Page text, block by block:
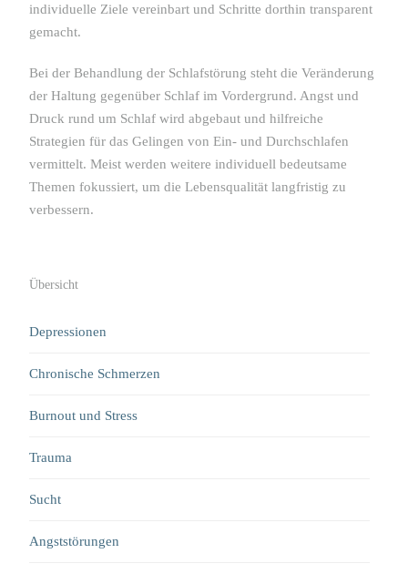
individuelle Ziele vereinbart und Schritte dorthin transparent
gemacht.
Bei der Behandlung der Schlafstörung steht die Veränderung
der Haltung gegenüber Schlaf im Vordergrund. Angst und
Druck rund um Schlaf wird abgebaut und hilfreiche
Strategien für das Gelingen von Ein- und Durchschlafen
vermittelt. Meist werden weitere individuell bedeutsame
Themen fokussiert, um die Lebensqualität langfristig zu
verbessern.
Übersicht
Depressionen
Chronische Schmerzen
Burnout und Stress
Trauma
Sucht
Angststörungen